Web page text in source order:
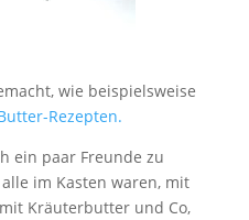
wie beispielsweise
Rezepten.
ein paar Freunde zu
im Kasten waren, mit
Kräuterbutter und Co,